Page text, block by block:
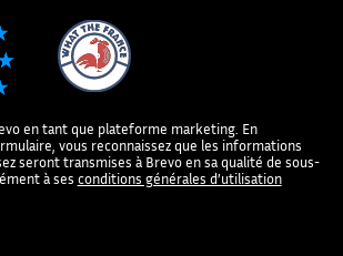
What The France – Back to homepage
en tant que plateforme marketing. En
vous reconnaissez que les informations
seront transmises à Brevo en sa qualité de sous-
à ses conditions générales d’utilisation